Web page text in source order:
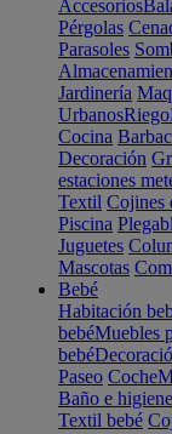
Accesorios
Pérgolas
Parasoles
Jardinería
UrbanosRiego
Cocina
Decoración
estaciones
Textil Cojines
Piscina
Juguetes
Mascotas
Bebé
Habitación
bebéMuebles
bebé
Paseo Coche
Baño e higiene
Textil bebé